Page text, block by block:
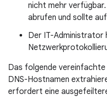
nicht mehr
abrufen und sollte
Der IT-Administrator
Das folgende vereinfachte
DNS-Hostnamen
erfordert eine